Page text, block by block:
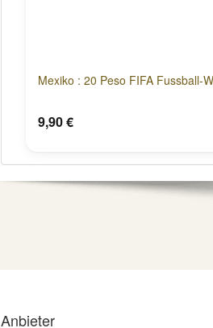
Mexiko : 20 Peso FIFA Fussball-
9,90 €
Anbieter